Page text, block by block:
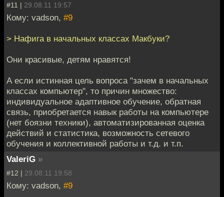
#11 | 29.08.11 19:57
Кому: vadson, #9
> Нафига в начальных классах Макбуки?
Они красивые, детям нравятся!
А если истинная цель вопроса "зачем в начальных
классах компьютер", то причин множество:
индивидуальное адаптивное обучение, обратная
связь, приобретается навык работы на компьютере
(нет боязни техники), автоматизированная оценка
действий и статистика, возможность сетевого
обучения и коллективной работы и т.д. и т.п.
ValeriG »
#12 | 29.08.11 19:58
Кому: vadson, #9